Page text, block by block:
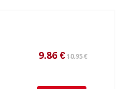
45.51 €